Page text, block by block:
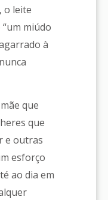
o leite
miúdo
à
que
que
e outras
esforço
ao dia em